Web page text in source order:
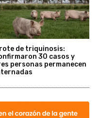
de triquinosis:
30 casos y
personas permanecen